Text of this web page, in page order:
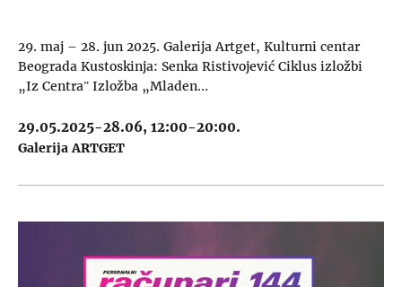
29. maj – 28. jun 2025. Galerija Artget, Kulturni centar
Beograda Kustoskinja: Senka Ristivojević Ciklus izložbi
„Iz Centraˮ Izložba „Mladen…
29.05.2025-28.06, 12:00-20:00.
Galerija ARTGET